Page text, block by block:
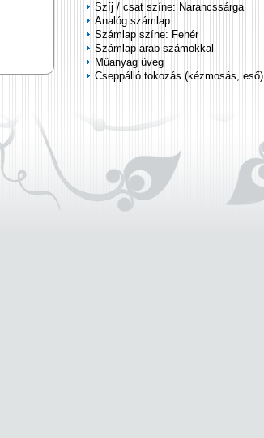
Szíj / csat színe: Narancssárga
Analóg számlap
Számlap színe: Fehér
Számlap arab számokkal
Műanyag üveg
Cseppálló tokozás (kézmosás, eső)